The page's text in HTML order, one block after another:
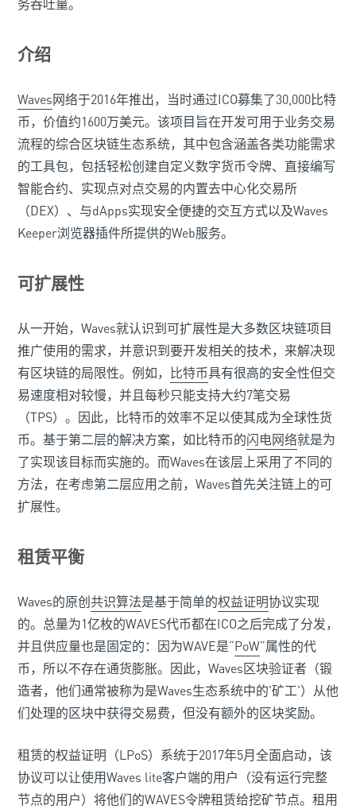
务吞吐量。
介绍
Waves网络于2016年推出，当时通过ICO募集了30,000比特
币，价值约1600万美元。该项目旨在开发可用于业务交易
流程的综合区块链生态系统，其中包含涵盖各类功能需求
的工具包，包括轻松创建自定义数字货币令牌、直接编写
智能合约、实现点对点交易的内置去中心化交易所
（DEX）、与dApps实现安全便捷的交互方式以及Waves
Keeper浏览器插件所提供的Web服务。
可扩展性
从一开始，Waves就认识到可扩展性是大多数区块链项目
推广使用的需求，并意识到要开发相关的技术，来解决现
有区块链的局限性。例如，
比特币具有很高的安全性但交
易速度相对较慢，并且每秒只能支持大约7笔交易
（TPS）。因此，比特币的效率不足以使其成为全球性货
币。基于第二层的解决方案，如比特币的闪电网络就是为
了实现该目标而实施的。而Waves在该层上采用了不同的
方法，在考虑第二层应用之前，Waves首先关注链上的可
扩展性。
租赁平衡
Waves的原创 共识算法是基于简单的权益证明协议实现
的。总量为1亿枚的WAVES代币都在ICO之后完成了分发，
并且供应量也是固定的：因为WAVE是“PoW”属性的代
币，所以不存在通货膨胀。因此，Waves区块验证者（锻
造者，他们通常被称为是Waves生态系统中的'矿工'）从他
们处理的区块中获得交易费，但没有额外的区块奖励。
租赁的权益证明（LPoS）系统于2017年5月全面启动，该
协议可以让使用Waves lite客户端的用户（没有运行完整
节点的用户）将他们的WAVES令牌租赁给挖矿节点。租用